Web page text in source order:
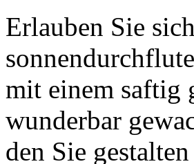
Erlauben Sie
mit einem saftig
wunderbar
den Sie